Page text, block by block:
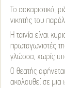
Το σοκαριστικό,
νικητής του
Η ταινία είναι
πρωταγωνιστές
γλώσσα, χωρίς
Ο θεατής
ακολουθεί σε μια